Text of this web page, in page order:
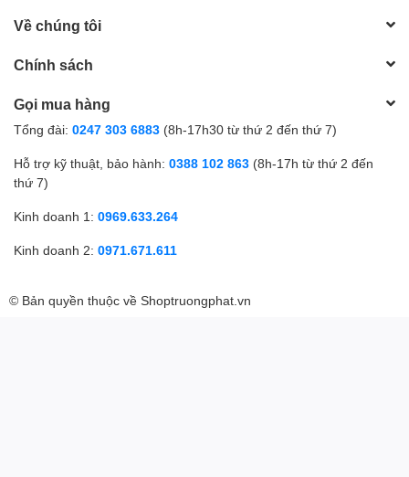
Về chúng tôi
Chính sách
Gọi mua hàng
Tổng đài: 0247 303 6883 (8h-17h30 từ thứ 2 đến thứ 7)
Hỗ trợ kỹ thuật, bảo hành: 0388 102 863 (8h-17h từ thứ 2 đến
thứ 7)
Kinh doanh 1: 0969.633.264
Kinh doanh 2: 0971.671.611
© Bản quyền thuộc về Shoptruongphat.vn